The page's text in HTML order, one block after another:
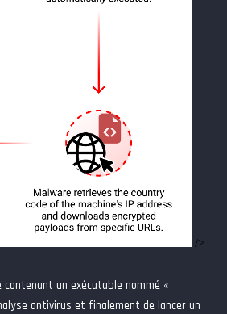
/>
un exécutable nommé «
antivirus et finalement de lancer un